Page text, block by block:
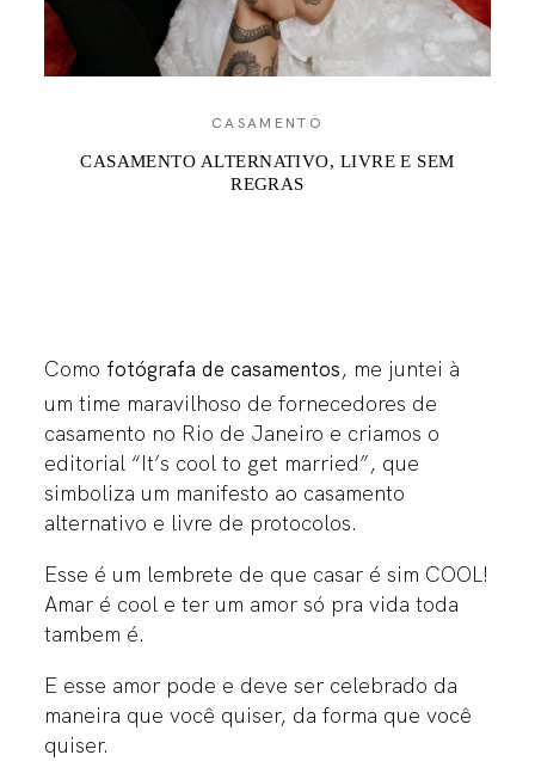
CASAMENTO
CASAMENTO ALTERNATIVO, LIVRE E SEM
REGRAS
Como fotógrafa de casamentos, me juntei à
um time maravilhoso de fornecedores de
casamento no Rio de Janeiro e criamos o
editorial “It’s cool to get married”, que
simboliza um manifesto ao casamento
alternativo e livre de protocolos.
Esse é um lembrete de que casar é sim COOL!
Amar é cool e ter um amor só pra vida toda
tambem é.
E esse amor pode e deve ser celebrado da
maneira que você quiser, da forma que você
quiser.